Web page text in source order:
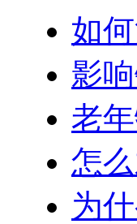
如
影
老
怎
为